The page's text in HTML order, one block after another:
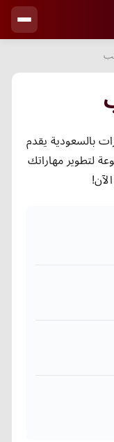
بالسعودية يقدم
لتطوير مهاراتك